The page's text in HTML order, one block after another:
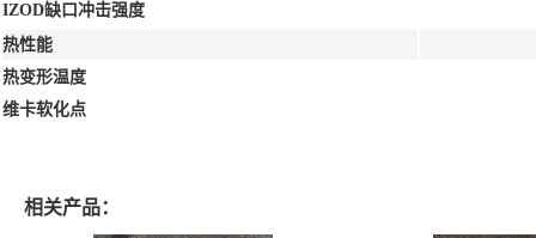
IZOD缺口冲击强度
热性能
热变形温度
维卡软化点
相关产品：